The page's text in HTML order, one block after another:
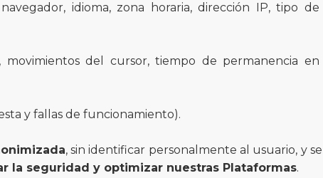
idioma, zona horaria, dirección IP, tipo de
movimientos del cursor, tiempo de permanencia en
y fallas de funcionamiento).
, sin identificar personalmente al usuario, y se
la seguridad y optimizar nuestras Plataformas.